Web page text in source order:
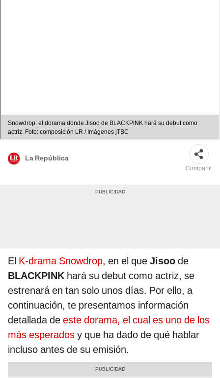
Snowdrop: el dorama donde Jisoo de BLACKPINK hará su debut como
actriz. Foto: composición LR / Imágenes jTBC
La República
Compartir
El K-drama Snowdrop, en el que Jisoo de
BLACKPINK hará su debut como actriz, se
estrenará en tan solo unos días. Por ello, a
continuación, te presentamos información
detallada de este dorama, el cual es uno de los
más esperados y que ha dado de qué hablar
incluso antes de su emisión.